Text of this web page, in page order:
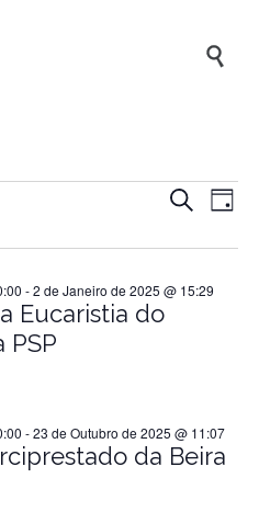

e
Pesquisar
Dia
Eucaristia do
PSP
-2 de Janeiro de 2025 @ 15:29
da Beira
-23 de Outubro de 2025 @ 11:07